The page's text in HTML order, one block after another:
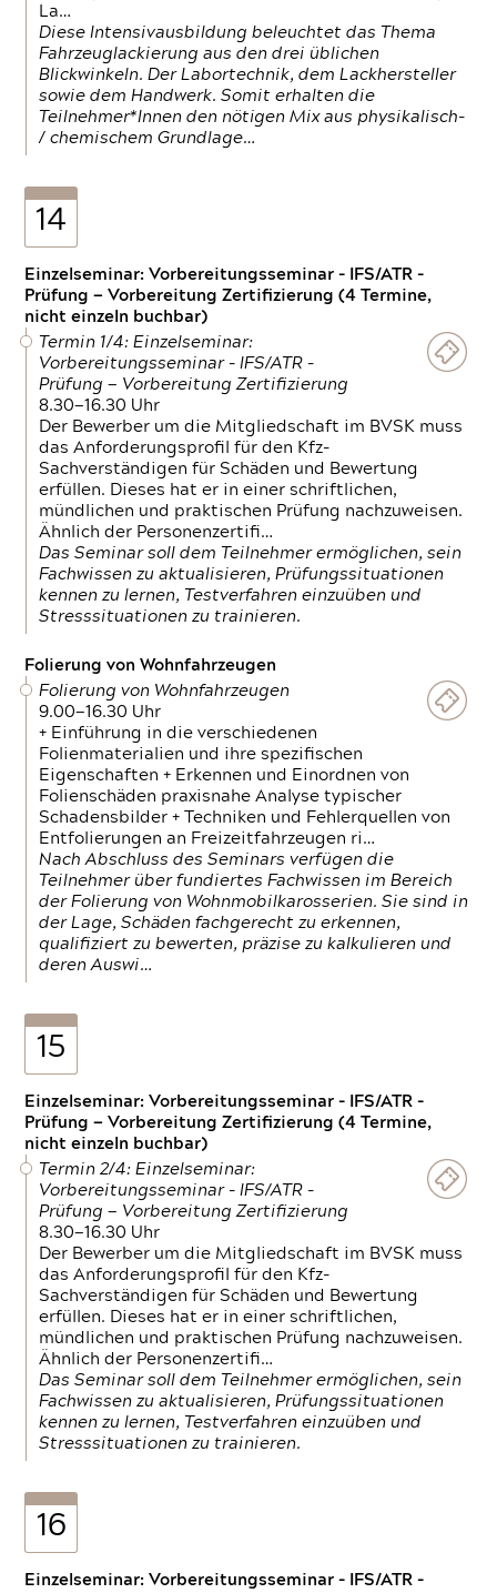
La…
Diese Intensivausbildung beleuchtet das Thema
Fahrzeuglackierung aus den drei üblichen
Blickwinkeln. Der Labortechnik, dem Lackhersteller
sowie dem Handwerk. Somit erhalten die
Teilnehmer*Innen den nötigen Mix aus physikalisch-
/ chemischem Grundlage…
14
Einzelseminar: Vorbereitungsseminar - IFS/ATR -
Prüfung — Vorbereitung Zertifizierung (4 Termine,
nicht einzeln buchbar)
Termin 1/4: Einzelseminar:
Vorbereitungsseminar - IFS/ATR -
Prüfung — Vorbereitung Zertifizierung
8.30—16.30 Uhr
Der Bewerber um die Mitgliedschaft im BVSK muss
das Anforderungsprofil für den Kfz-
Sachverständigen für Schäden und Bewertung
erfüllen. Dieses hat er in einer schriftlichen,
mündlichen und praktischen Prüfung nachzuweisen.
Ähnlich der Personenzertifi…
Das Seminar soll dem Teilnehmer ermöglichen, sein
Fachwissen zu aktualisieren, Prüfungssituationen
kennen zu lernen, Testverfahren einzuüben und
Stresssituationen zu trainieren.
Folierung von Wohnfahrzeugen
Folierung von Wohnfahrzeugen
9.00—16.30 Uhr
+ Einführung in die verschiedenen
Folienmaterialien und ihre spezifischen
Eigenschaften + Erkennen und Einordnen von
Folienschäden praxisnahe Analyse typischer
Schadensbilder + Techniken und Fehlerquellen von
Entfolierungen an Freizeitfahrzeugen ri…
Nach Abschluss des Seminars verfügen die
Teilnehmer über fundiertes Fachwissen im Bereich
der Folierung von Wohnmobilkarosserien. Sie sind in
der Lage, Schäden fachgerecht zu erkennen,
qualifiziert zu bewerten, präzise zu kalkulieren und
deren Auswi…
15
Einzelseminar: Vorbereitungsseminar - IFS/ATR -
Prüfung — Vorbereitung Zertifizierung (4 Termine,
nicht einzeln buchbar)
Termin 2/4: Einzelseminar:
Vorbereitungsseminar - IFS/ATR -
Prüfung — Vorbereitung Zertifizierung
8.30—16.30 Uhr
Der Bewerber um die Mitgliedschaft im BVSK muss
das Anforderungsprofil für den Kfz-
Sachverständigen für Schäden und Bewertung
erfüllen. Dieses hat er in einer schriftlichen,
mündlichen und praktischen Prüfung nachzuweisen.
Ähnlich der Personenzertifi…
Das Seminar soll dem Teilnehmer ermöglichen, sein
Fachwissen zu aktualisieren, Prüfungssituationen
kennen zu lernen, Testverfahren einzuüben und
Stresssituationen zu trainieren.
16
Einzelseminar: Vorbereitungsseminar - IFS/ATR -